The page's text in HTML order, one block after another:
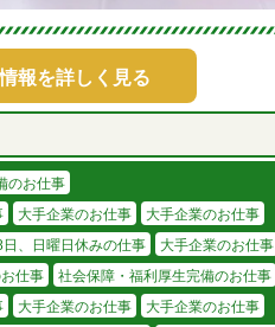
報を詳しく見る
のお仕事
大手企業のお仕事
大手企業のお仕事
、日曜日休みの仕事
大手企業のお仕事
仕事
社会保障・福利厚生完備のお仕事
大手企業のお仕事
大手企業のお仕事